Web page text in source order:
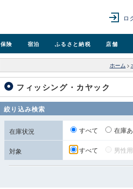
ロ
保険 宿泊 ふるさと納税 店舗
ホーム >
フィッシング・カヤック
絞り込み検索
在庫状況 すべて 在庫
対象 すべて 男性用